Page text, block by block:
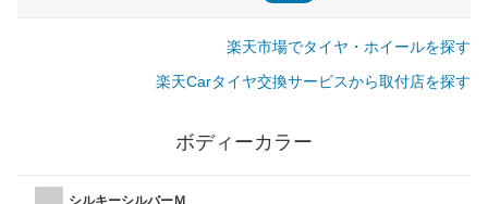
楽天市場でタイヤ・ホイールを探す
楽天Carタイヤ交換サービスから取付店を探す
ボディーカラー
シルキーシルバーＭ